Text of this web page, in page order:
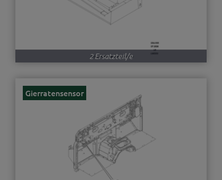
2 Ersatzteil/e
Gierratensensor